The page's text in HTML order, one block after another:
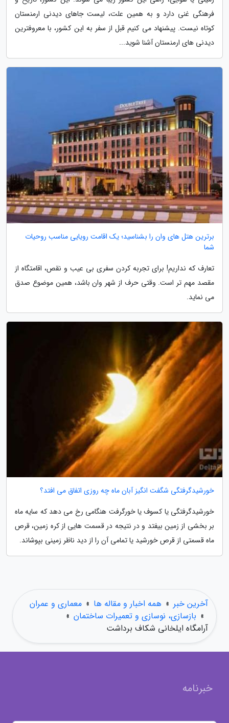
فرهنگی غنی دارد و به همین علت، لیست جاهای دیدنی ارمنستان
کوتاه نیست. پیشنهاد می کنیم قبل از سفر به این کشور، با معروفترین
دیدنی های ارمنستان آشنا شوید...
برترین هتل های وان را بشناسید؛ یک اقامت رویایی مناسب روحیات
شما
تعارف که نداریم! برای تجربه کردن سفری بی عیب و نقص، اقامتگاه از
مقصد مهم تر است. وقتی حرف از شهر وان باشد، همین موضوع صدق
می نماید.
خورشیدگرفتگی شگفت انگیز آبان ماه چه روزی اتفاق می افتد؟
خورشیدگرفتگی یا کسوف یا خورگرفت هنگامی رخ می دهد که سایه ماه
بر بخشی از زمین بیفتد و در نتیجه در قسمت هایی از کره زمین، قرص
ماه قسمتی از قرص خورشید یا تمامی آن را از دید ناظر زمینی بپوشاند.
آخرین خبر » همه اخبار و مقاله ها » معماری و عمران
» بازسازی، نوسازی و تعمیرات ساختمان »
آرامگاه ایلخانی شکاف برداشت
خبرنامه